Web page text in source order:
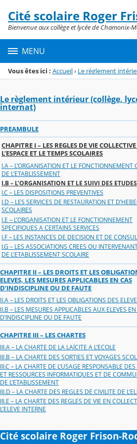
Menu de la rubrique
Contenu
Cité scolaire Roger
Bienvenue aux collège et lycée de Chamonix-
MENU
Vous êtes ici : Accueil› Le règlement
Le règlement intérieur (collège,
internat)
PREAMBULE
CHAPITRE I – LES REGLES DE VIE
L’ESPACE ET LE TEMPS SCOLAIRES
I.A – L’ORGANISATION ET LE FONCTIONNEMENT
DE L’ETABLISSEMENT
I.B – L’ORGANISATION ET LE SUIVI DES ETUDES
I.C – LES DISPOSITIONS PREVENTIVES
I.D – LES SERVICES DE RESTAURATION ET
SCOLAIRES
I.E – L’ORGANISATION ET LE FONCTIONNEMENT
SPECIFIQUES A CERTAINS SERVICES
I.F – LES INSTANCES DE DECISION ET DE
I.G – LES ASSOCIATIONS CREES OU
DE L’ETABLISSEMENT SCOLAIRE
CHAPITRE II – LES DROITS ET LES
ELEVES, LES MESURES APPLICABLES EN CAS
D’INDISCIPLINE OU DE FAUTE
II.A – LES DROITS ET LES OBLIGATIONS DES
II.B – LES MESURES APPLICABLES AUX ELEVES
D’INDISCIPLINE OU DE FAUTE
CHAPITRE III – LES CHARTES
III.A – LA CHARTE DE LA LAÏCITE A L’ECOLE
III.B – LA CHARTE DES SORTIES ET VOYAGES
III.C – LA CHARTE DE L’USAGE RESPONSABLE DES
ET RESSOURCES INFORMATIQUES ET DE
DE L’ETABLISSEMENT
III.D – LA CHARTE DES REGLES DE CIVILITE DE
III.E – LA CHARTE DES REGLES DE VIE EN
L’ELEVE INTERNE
Cité scolaire Roger Frison-